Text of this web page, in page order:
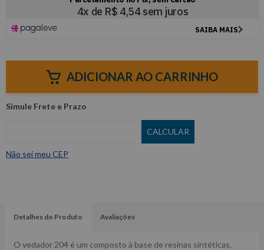
ADICIONAR AO CARRINHO
Não sei meu CEP
Detalhes do Produto Avaliações
O vedador 204 é um composto à base de resinas sintéticas,